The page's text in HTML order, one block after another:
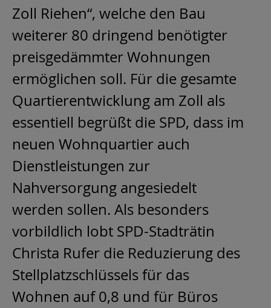
Zoll Riehen“, welche den Bau
weiterer 80 dringend benötigter
preisgedämmter Wohnungen
ermöglichen soll. Für die gesamte
Quartierentwicklung am Zoll als
essentiell begrüßt die SPD, dass im
neuen Wohnquartier auch
Dienstleistungen zur
Nahversorgung angesiedelt
werden sollen. Als besonders
vorbildlich lobt SPD-Stadträtin
Christa Rufer die Reduzierung des
Stellplatzschlüssels für das
Wohnen auf 0,8 und für Büros